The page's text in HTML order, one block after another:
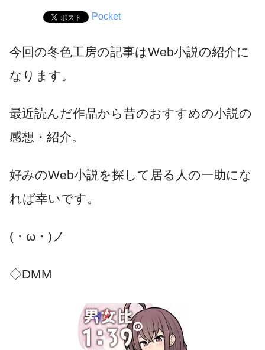
Pocket
今回の冬色工房の記事はWeb小説の紹介に
なります。
最近読んだ作品から昔のおすすめの小説の
感想・紹介。
好みのWeb小説を探して居る人の一助にな
れば幸いです。
(・ω・)ノ
◇DMM